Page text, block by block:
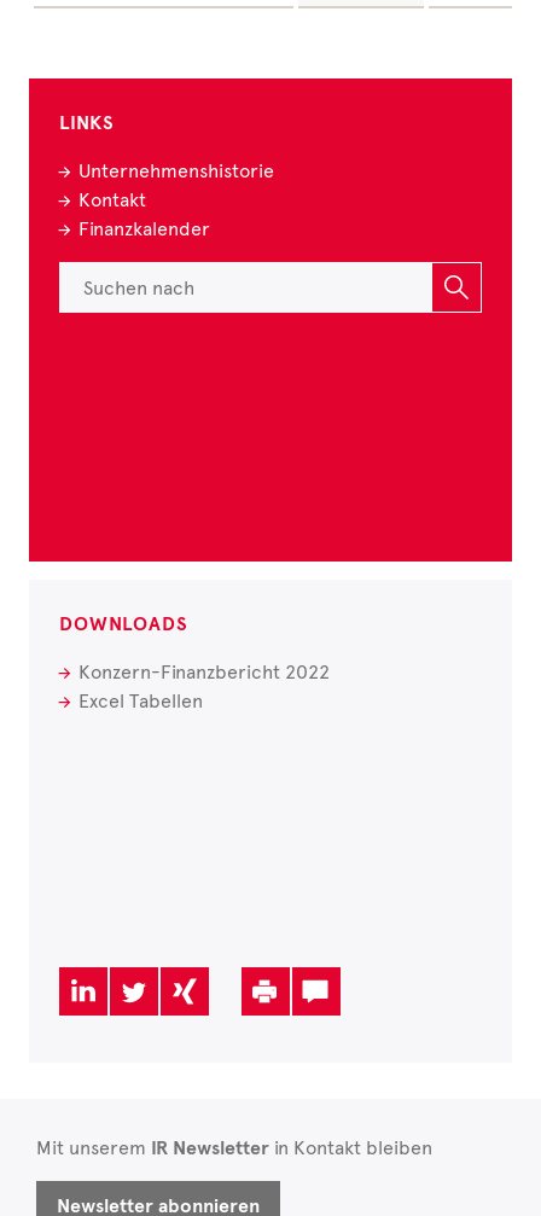
LINKS
Unternehmenshistorie
Kontakt
Finanzkalender
DOWNLOADS
Konzern-Finanzbericht 2022
Excel Tabellen
Mit unserem IR Newsletter in Kontakt bleiben
Newsletter abonnieren